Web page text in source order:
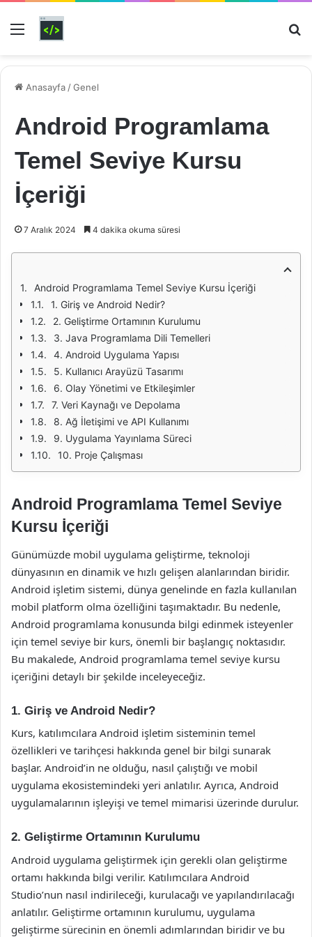
Menü
Anasayfa /Genel
Android Programlama
Temel Seviye Kursu
İçeriği
7 Aralık 2024 4 dakika okuma süresi
Android Programlama Temel Seviye Kursu İçeriği
1. Giriş ve Android Nedir?
2. Geliştirme Ortamının Kurulumu
3. Java Programlama Dili Temelleri
4. Android Uygulama Yapısı
5. Kullanıcı Arayüzü Tasarımı
6. Olay Yönetimi ve Etkileşimler
7. Veri Kaynağı ve Depolama
8. Ağ İletişimi ve API Kullanımı
9. Uygulama Yayınlama Süreci
10. Proje Çalışması
Android Programlama Temel Seviye
Kursu İçeriği
Günümüzde mobil uygulama geliştirme, teknoloji
dünyasının en dinamik ve hızlı gelişen alanlarından biridir.
Android işletim sistemi, dünya genelinde en fazla kullanılan
mobil platform olma özelliğini taşımaktadır. Bu nedenle,
Android programlama konusunda bilgi edinmek isteyenler
için temel seviye bir kurs, önemli bir başlangıç noktasıdır.
Bu makalede, Android programlama temel seviye kursu
içeriğini detaylı bir şekilde inceleyeceğiz.
1. Giriş ve Android Nedir?
Kurs, katılımcılara Android işletim sisteminin temel
özellikleri ve tarihçesi hakkında genel bir bilgi sunarak
başlar. Android’in ne olduğu, nasıl çalıştığı ve mobil
uygulama ekosistemindeki yeri anlatılır. Ayrıca, Android
uygulamalarının işleyişi ve temel mimarisi üzerinde durulur.
2. Geliştirme Ortamının Kurulumu
Android uygulama geliştirmek için gerekli olan geliştirme
ortamı hakkında bilgi verilir. Katılımcılara Android
Studio’nun nasıl indirileceği, kurulacağı ve yapılandırılacağı
anlatılır. Geliştirme ortamının kurulumu, uygulama
geliştirme sürecinin en önemli adımlarından biridir ve bu